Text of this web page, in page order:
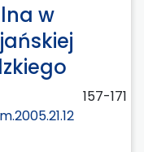
w
157-171